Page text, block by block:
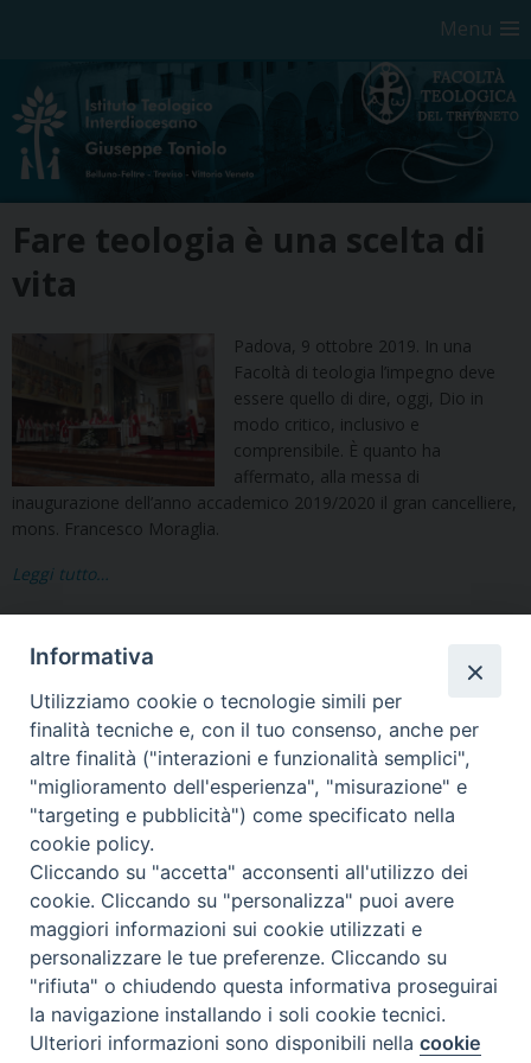
Menu
content
Fare teologia è una scelta di
vita
Padova, 9 ottobre 2019. In una
Facoltà di teologia l’impegno deve
essere quello di dire, oggi, Dio in
modo critico, inclusivo e
comprensibile. È quanto ha
affermato, alla messa di
inaugurazione dell’anno accademico 2019/2020 il gran cancelliere,
mons. Francesco Moraglia.
Leggi tutto…
Seminario Vescovile di Treviso
p.tta Benedetto XI, 2
31100 Treviso
Tel. 0422 324835
segreteria@itigt.it
Orario di segreteria
lunedì 17.30-19.30
martedì 17.30-19.30
Informativa
Utilizziamo cookie o tecnologie simili per
finalità tecniche e, con il tuo consenso, anche per
altre finalità ("interazioni e funzionalità semplici",
"miglioramento dell'esperienza", "misurazione" e
"targeting e pubblicità") come specificato nella
cookie policy.
Cliccando su "accetta" acconsenti all'utilizzo dei
cookie. Cliccando su "personalizza" puoi avere
maggiori informazioni sui cookie utilizzati e
personalizzare le tue preferenze. Cliccando su
"rifiuta" o chiudendo questa informativa proseguirai
la navigazione installando i soli cookie tecnici.
Ulteriori informazioni sono disponibili nellacookie